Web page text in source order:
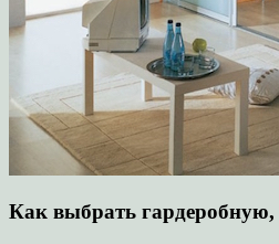
Как выбрать гардеробную,